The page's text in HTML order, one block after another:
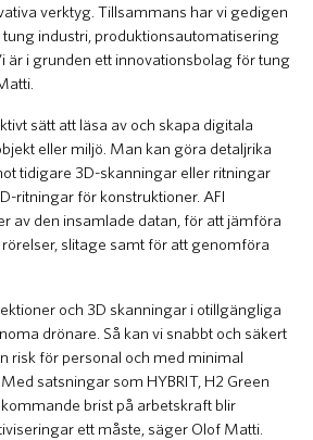
verktyg. Tillsammans har vi gedigen
industri, produktionsautomatisering
är i grunden ett innovationsbolag för tung
sätt att läsa av och skapa digitala
eller miljö. Man kan göra detaljrika
tidigare 3D-skanningar eller ritningar
ritningar för konstruktioner. AFI
av den insamlade datan, för att jämföra
slitage samt för att genomföra
och 3D skanningar i otillgängliga
drönare. Så kan vi snabbt och säkert
risk för personal och med minimal
satsningar som HYBRIT, H2 Green
brist på arbetskraft blir
ett måste, säger Olof Matti.